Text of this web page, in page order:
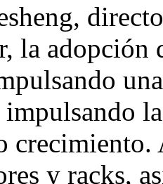
la adopción
y racks,